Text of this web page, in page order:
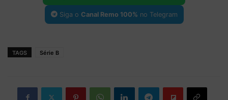
Siga o Canal Remo 100% no Telegram
TAGS Série B